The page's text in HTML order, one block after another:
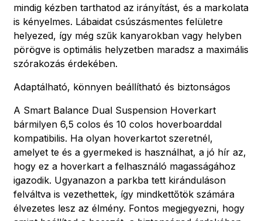
mindig kézben tarthatod az irányítást, és a markolata
is kényelmes. Lábaidat csúszásmentes felületre
helyezed, így még szűk kanyarokban vagy helyben
pörögve is optimális helyzetben maradsz a maximális
szórakozás érdekében.
Adaptálható, könnyen beállítható és biztonságos
A Smart Balance Dual Suspension Hoverkart
bármilyen 6,5 colos és 10 colos hoverboarddal
kompatibilis. Ha olyan hoverkartot szeretnél,
amelyet te és a gyermeked is használhat, a jó hír az,
hogy ez a hoverkart a felhasználó magasságához
igazodik. Ugyanazon a parkba tett kiránduláson
felváltva is vezethettek, így mindkettőtök számára
élvezetes lesz az élmény. Fontos megjegyezni, hogy